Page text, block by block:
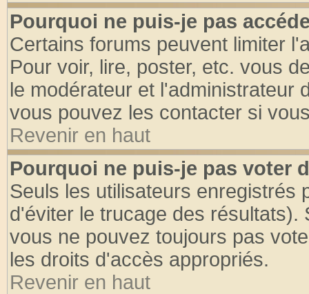
Pourquoi ne puis-je pas
Certains forums peuvent limiter
Pour voir, lire, poster, etc. vous
le modérateur et l'administrateur
vous pouvez les contacter si
Revenir en haut
Pourquoi ne puis-je pas voter
Seuls les utilisateurs enregistrés
d'éviter le trucage des
vous ne pouvez toujours pas
les droits d'accès appropriés.
Revenir en haut